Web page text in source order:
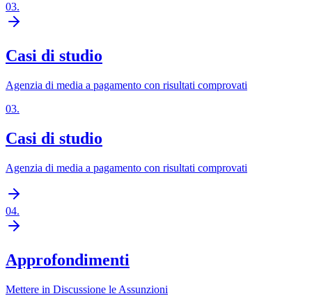
03.
Casi di studio
Agenzia di media a pagamento con risultati comprovati
03.
Casi di studio
Agenzia di media a pagamento con risultati comprovati
04.
Approfondimenti
Mettere in Discussione le Assunzioni